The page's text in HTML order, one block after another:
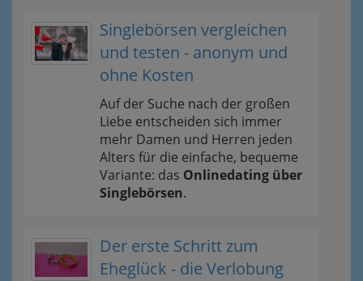
Singlebörsen vergleichen
und testen - anonym und
ohne Kosten
Auf der Suche nach der großen
Liebe entscheiden sich immer
mehr Damen und Herren jeden
Alters für die einfache, bequeme
Variante: das Onlinedating über
Singlebörsen.
Der erste Schritt zum
Eheglück - die Verlobung